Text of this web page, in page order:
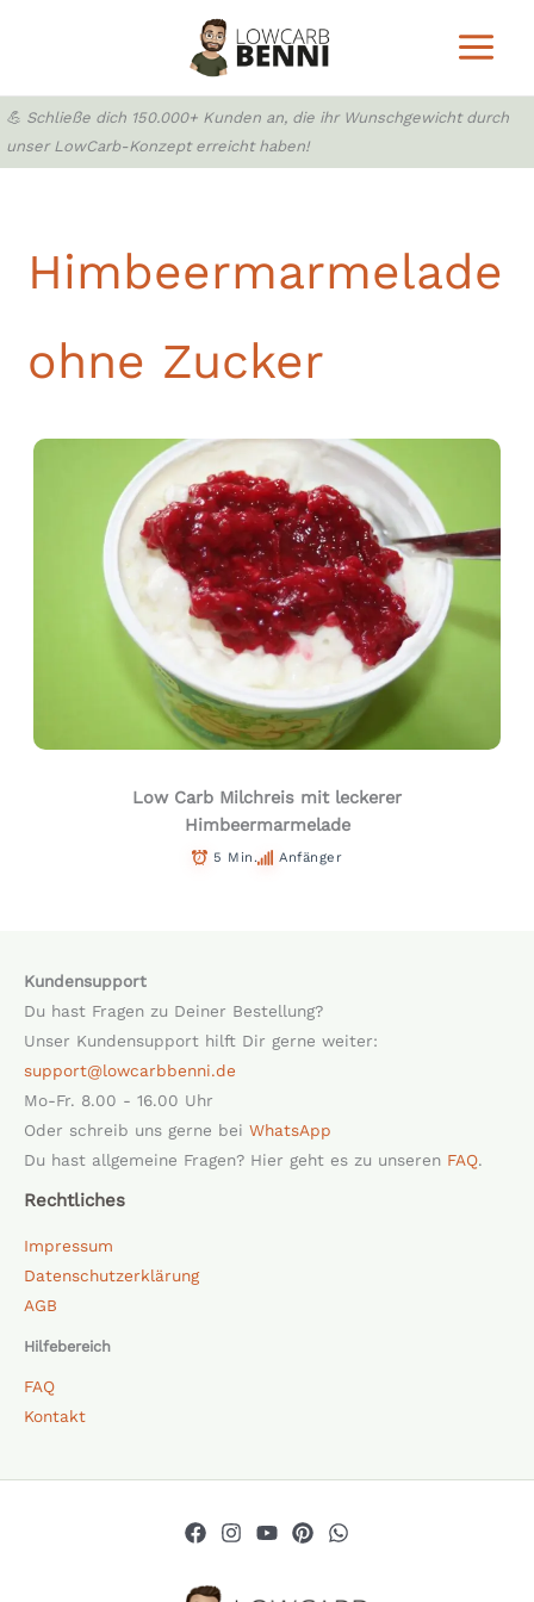
💪 Schließe dich 150.000+ Kunden an, die ihr Wunschgewicht durch
unser LowCarb-Konzept erreicht haben!
Himbeermarmelade
ohne Zucker
Low Carb Milchreis mit leckerer
Himbeermarmelade
5 Min. Anfänger
Kundensupport
Du hast Fragen zu Deiner Bestellung?
Unser Kundensupport hilft Dir gerne weiter:
support@lowcarbbenni.de
Mo-Fr. 8.00 - 16.00 Uhr
Oder schreib uns gerne bei WhatsApp
Du hast allgemeine Fragen? Hier geht es zu unseren FAQ.
Rechtliches
Impressum
Datenschutzerklärung
AGB
Hilfebereich
FAQ
Kontakt